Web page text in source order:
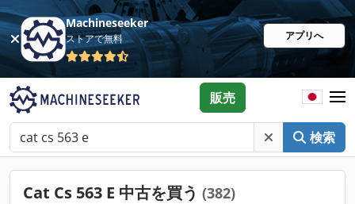
Machineseeker
ストアで無料 アプリへ
検索
販売
Cat Cs 563 E 中古を買う (382)